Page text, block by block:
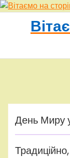
Перейти
контенту
Uncategorized
День Миру